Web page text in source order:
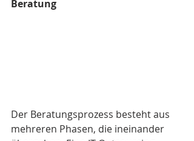
Beratung
Der Beratungsprozess besteht aus
mehreren Phasen, die ineinander